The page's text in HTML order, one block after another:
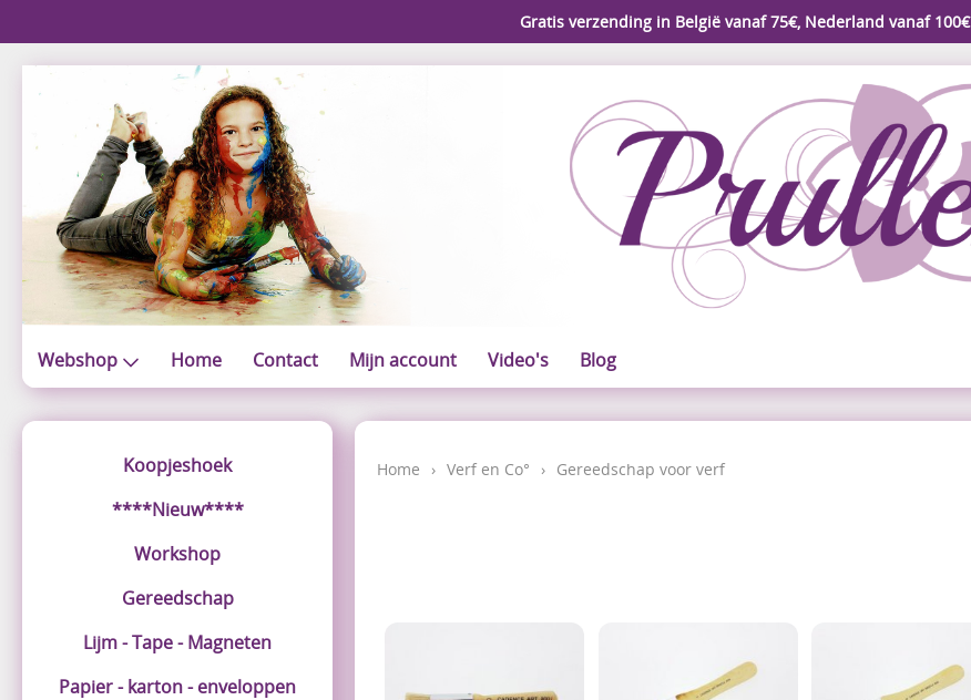
Gratis verzending in België vanaf 75€, Nederland vanaf 100€
Webshop Home Contact Mijn account Video's Blog
Koopjeshoek
****Nieuw****
Workshop
Gereedschap
Lijm - Tape - Magneten
Papier - karton - enveloppen
Home › Verf en Co° › Gereedschap voor verf